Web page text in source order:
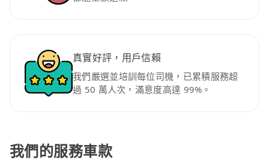
真實好評，用戶信賴
我們嚴選並培訓每位司機，已累積服務超
過 50 萬人次，滿意度高達 99%。
我們的服務車款